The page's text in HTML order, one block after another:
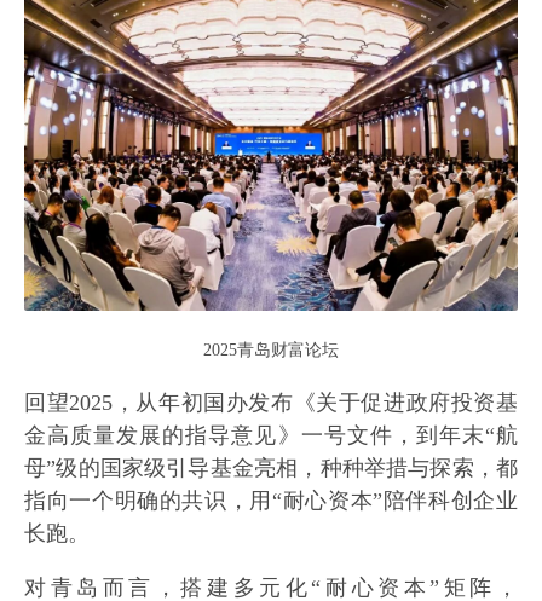
2025青岛财富论坛
回望2025，从年初国办发布《关于促进政府投资基
金高质量发展的指导意见》一号文件，到年末“航
母”级的国家级引导基金亮相，种种举措与探索，都
指向一个明确的共识，用“耐心资本”陪伴科创企业
长跑。
对青岛而言，搭建多元化“耐心资本”矩阵，